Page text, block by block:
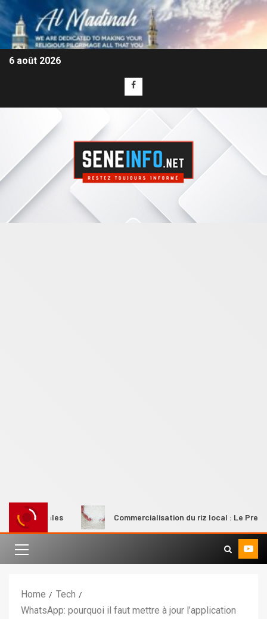
6 août 2026
rurales Commercialisation du riz local : Le Premier
Home
Tech
WhatsApp: pourquoi il faut mettre à jour l’application